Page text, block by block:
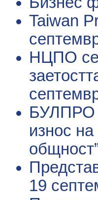
Taiwan
НЦПО се
БУЛПРО
износ
19